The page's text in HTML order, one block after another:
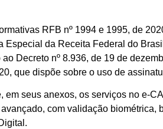
RFB nº 1994 e 1995, de
Especial da Receita Federal do
Decreto nº 8.936, de 19 de
que dispõe sobre o uso de
em seus anexos, os serviços no e-
com validação